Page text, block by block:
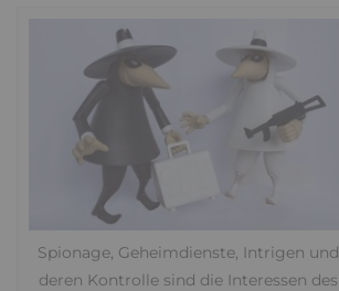
Spionage, Geheimdienste, Intrigen und
deren Kontrolle sind die Interessen des